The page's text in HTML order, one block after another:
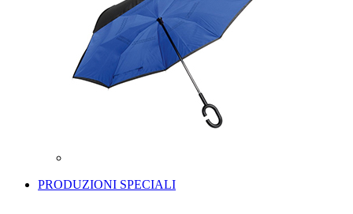
PRODUZIONI SPECIALI